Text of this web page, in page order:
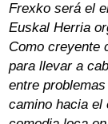
Frexko será el
Euskal Herria
Como creyente
para llevar a
entre
camino hacia el